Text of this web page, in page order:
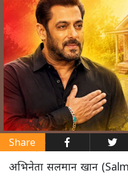
Share
अभिनेता सलमान खान